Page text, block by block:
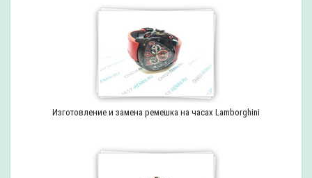
Изготовление и замена ремешка на часах Lamborghini